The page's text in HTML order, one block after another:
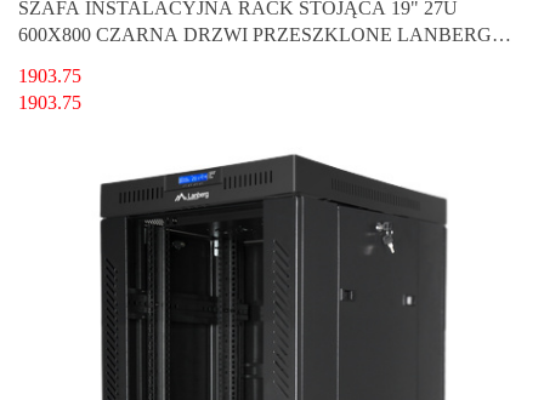
SZAFA INSTALACYJNA RACK STOJĄCA 19" 27U
600X800 CZARNA DRZWI PRZESZKLONE LANBERG
1903.75
1903.75